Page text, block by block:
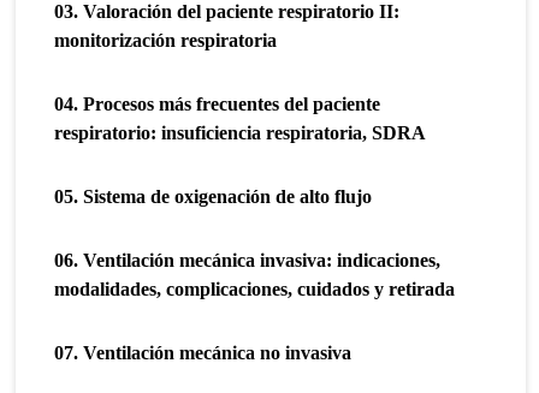
03. Valoración del paciente respiratorio II:
monitorización respiratoria
04. Procesos más frecuentes del paciente
respiratorio: insuficiencia respiratoria, SDRA
05. Sistema de oxigenación de alto flujo
06. Ventilación mecánica invasiva: indicaciones,
modalidades, complicaciones, cuidados y retirada
07. Ventilación mecánica no invasiva